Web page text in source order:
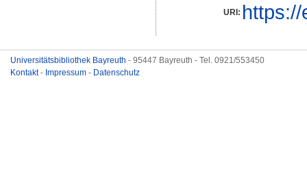
URI:
Universitätsbibliothek Bayreuth - 95447 Bayreuth - Tel. 0921/553450
Kontakt- Impressum - Datenschutz